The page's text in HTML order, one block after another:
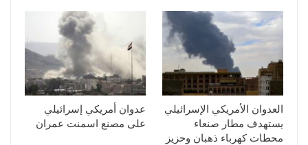
العدوان الأمريكي الإسرائيلي
يستهدف مطار صنعاء
محطات كهرباء ذهبان وحزيز
عدوان أمريكي إسرائيلي
على مصنع اسمنت عمران